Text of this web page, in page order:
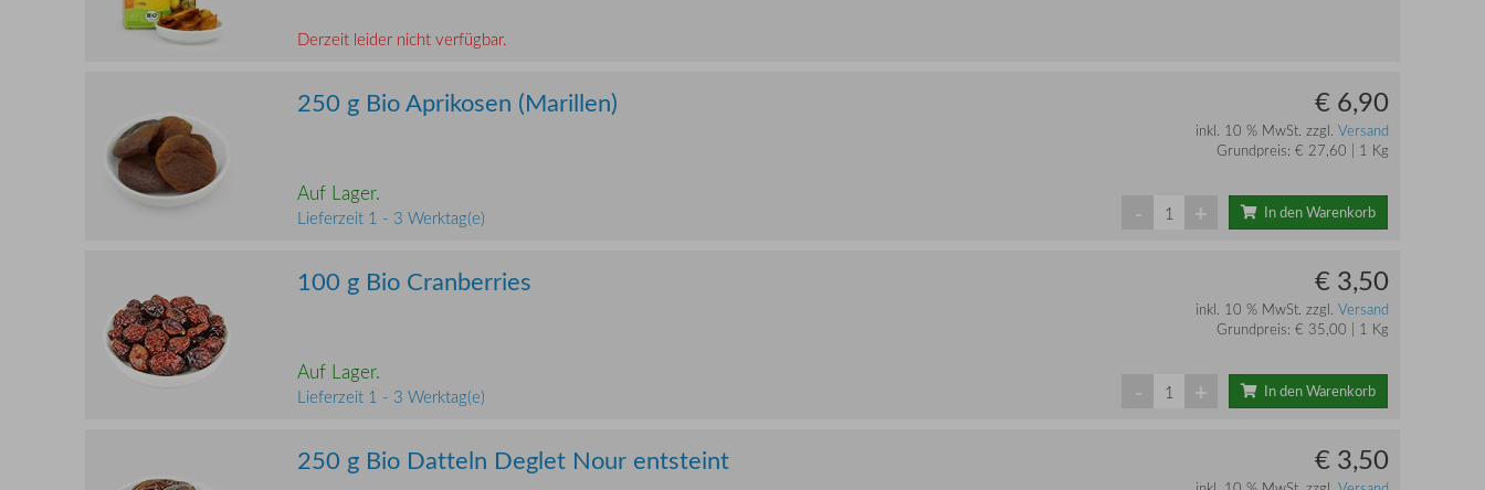
Derzeit leider nicht verfügbar.
250 g Bio Aprikosen (Marillen) € 6,90
inkl. 10 % MwSt. zzgl. Versand
Grundpreis: € 27,60 | 1 Kg
Auf Lager.
Lieferzeit 1 - 3 Werktag(e) In den Warenkorb
- +
100 g Bio Cranberries € 3,50
inkl. 10 % MwSt. zzgl. Versand
Grundpreis: € 35,00 | 1 Kg
Auf Lager.
Lieferzeit 1 - 3 Werktag(e) In den Warenkorb
- +
250 g Bio Datteln Deglet Nour entsteint € 3,50